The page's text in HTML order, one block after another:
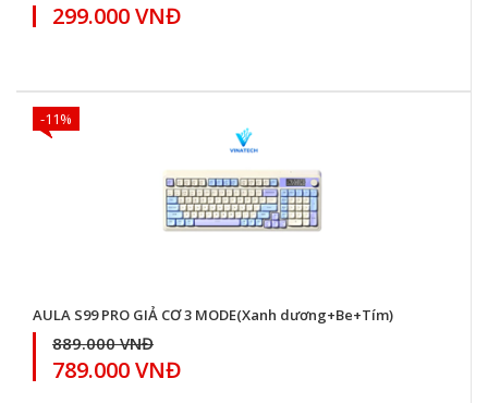
299.000 VNĐ
-11%
AULA S99 PRO GIẢ CƠ 3 MODE(Xanh dương+Be+Tím)
889.000 VNĐ
789.000 VNĐ